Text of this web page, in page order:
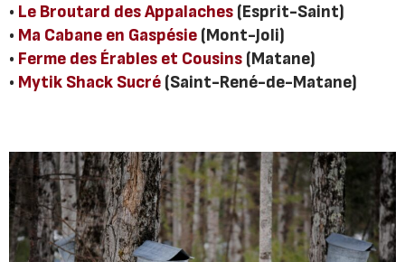
• Le Broutard des Appalaches (Esprit-Saint)
• Ma Cabane en Gaspésie (Mont-Joli)
• Ferme des Érables et Cousins (Matane)
• Mytik Shack Sucré (Saint-René-de-Matane)